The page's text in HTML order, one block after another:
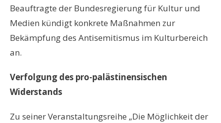
Beauftragte der Bundesregierung für Kultur und
Medien kündigt konkrete Maßnahmen zur
Bekämpfung des Antisemitismus im Kulturbereich
an.
Verfolgung des pro-palästinensischen
Widerstands
Zu seiner Veranstaltungsreihe „Die Möglichkeit der